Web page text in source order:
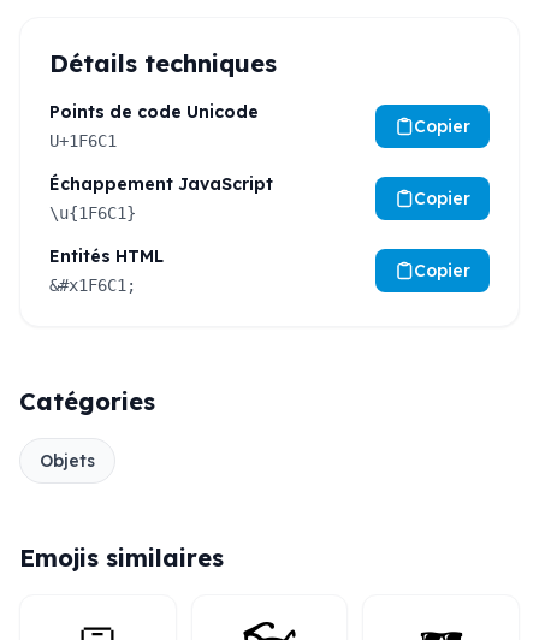
Détails techniques
Points de code Unicode
U+1F6C1
Copier
Échappement JavaScript
\u{1F6C1}
Copier
Entités HTML
&#x1F6C1;
Copier
Catégories
Objets
Emojis similaires